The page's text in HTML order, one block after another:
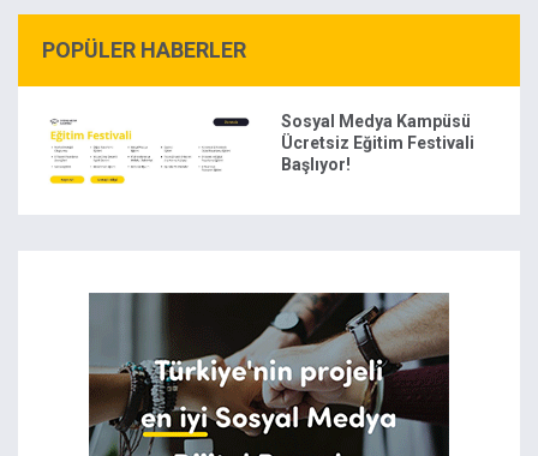
POPÜLER HABERLER
Sosyal Medya Kampüsü
Ücretsiz Eğitim Festivali
Başlıyor!